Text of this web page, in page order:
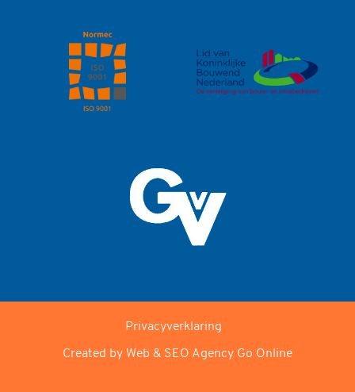
Privacyverklaring
Created by Web & SEO Agency Go Online